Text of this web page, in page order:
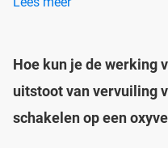
Hoe kun je de werking
uitstoot van vervuiling
schakelen op een